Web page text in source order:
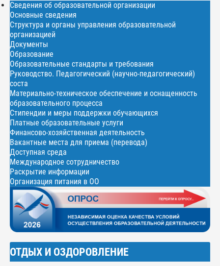
Сведения об образовательной организации
Основные сведения
Структура и органы управления образовательной
организацией
Документы
Образование
Образовательные стандарты и требования
Руководство. Педагогический (научно-педагогический)
соста
Материально-техническое обеспечение и оснащенность
образовательного процесса
Стипендии и меры поддержки обучающихся
Платные образовательные услуги
Финансово-хозяйственная деятельность
Вакантные места для приема (перевода)
Доступная среда
Международное сотрудничество
Раскрытие информации
Организация питания в ОО
ОТДЫХ И ОЗДОРОВЛЕНИЕ